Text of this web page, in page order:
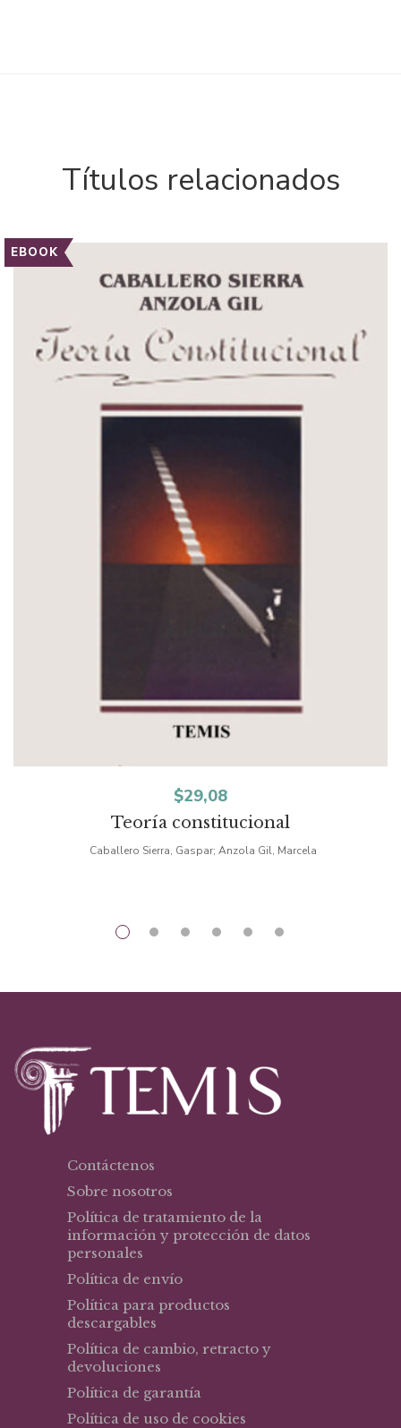
Títulos relacionados
EBOOK
Teoría constitucional
$29,08
Caballero Sierra, Gaspar; Anzola Gil, Marcela
Contáctenos
Sobre nosotros
Política de tratamiento de la
información y protección de datos
personales
Política de envío
Política para productos
descargables
Política de cambio, retracto y
devoluciones
Política de garantía
Política de uso de cookies